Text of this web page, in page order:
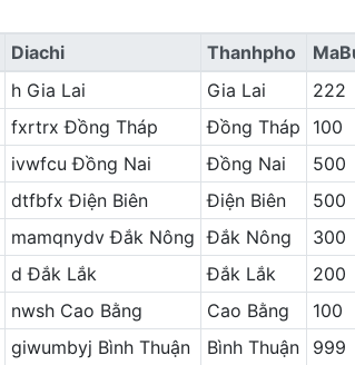
Diachi Thanhpho
h Gia Lai Gia Lai 222
fxrtrx Đồng Tháp Đồng Tháp 100
ivwfcu Đồng Nai Đồng Nai 500
dtfbfx Điện Biên Điện Biên 500
mamqnydv Đắk Nông Đắk Nông 300
d Đắk Lắk Đắk Lắk 200
nwsh Cao Bằng Cao Bằng 100
giwumbyj Bình Thuận Bình Thuận 999